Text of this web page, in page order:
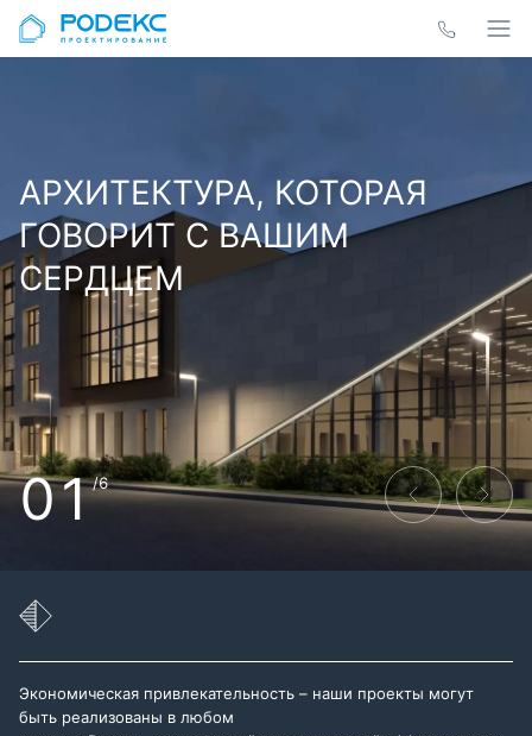
АРХИТЕКТУРА, КОТОРАЯ
ГОВОРИТ С ВАШИМ
СЕРДЦЕМ
01/6
Экономическая привлекательность – наши проекты могут
быть реализованы в любом